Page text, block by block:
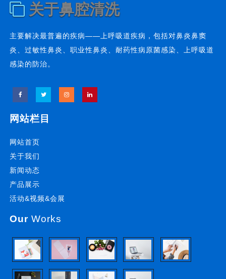
关于鼻腔清洗
主要解决最普遍的疾病——上呼吸道疾病，包括对鼻炎鼻窦
炎、过敏性鼻炎、职业性鼻炎、耐药性病原菌感染、上呼吸道
感染的防治。
网站栏目
网站首页
关于我们
新闻动态
产品展示
活动&视频&会展
OurWorks